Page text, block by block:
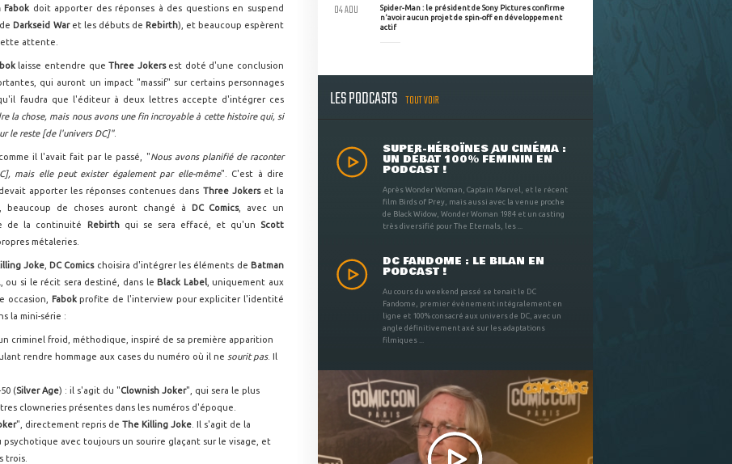
Fabok doit apporter des réponses à des questions en suspend
Darkseid War et les débuts de Rebirth), et beaucoup espèrent
attente.
laisse entendre queThree Jokers est doté d'une conclusion
qui auront un impact "massif" sur certains personnages
faudra que l'éditeur à deux lettres accepte d'intégrer ces
la chose, mais nous avons une fin incroyable à cette histoire qui, si
le reste [de l'univers DC]".
il l'avait fait par le passé, "Nous avons planifié de raconter
mais elle peut exister également par elle-même". C'est à dire
devait apporter les réponses contenues dans Three Jokerset la
de choses auront changé à
DC Comics, avec un
de la continuité
Rebirth qui se sera effacé, et qu'un Scott
métaleries.
Joke, DC Comics choisira d'intégrer les éléments de Batman
ou si le récit sera destiné, dans le Black Label, uniquement aux
occasion,
Fabokprofite de l'interview pour expliciter l'identité
la mini-série :
criminel froid, méthodique, inspiré de sa première apparition
rendre hommage aux cases du numéro où il ne sourit pas. Il
(Silver Age) : il s'agit du "Clownish Joker", qui sera le plus
clowneries présentes dans les numéros d'époque.
", directement repris deThe Killing Joke . Il s'agit de la
avec toujours un sourire glaçant sur le visage, et
trois.
Spider-Man : le président de Sony Pictures confirme
n'avoir aucun projet de spin-off en développement
actif
04 AOU
LES PODCASTS TOUT VOIR
SUPER-HÉROÏNES AU CINÉMA :
UN DÉBAT 100% FÉMININ EN
PODCAST !
Après Wonder Woman, Captain Marvel, et le récent
film Birds of Prey, mais aussi avec la venue proche
de Black Widow, Wonder Woman 1984 et un casting
très diversifié pour The Eternals, les ...
DC FANDOME : LE BILAN EN
PODCAST !
Au cours du weekend passé se tenait le DC
Fandome, premier évènement intégralement en
ligne et 100% consacré aux univers de DC, avec un
angle définitivement axé sur les adaptations
filmiques ...